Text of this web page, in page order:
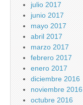
julio 2017
junio 2017
mayo 2017
abril 2017
marzo 2017
febrero 2017
enero 2017
diciembre 2016
noviembre 2016
octubre 2016